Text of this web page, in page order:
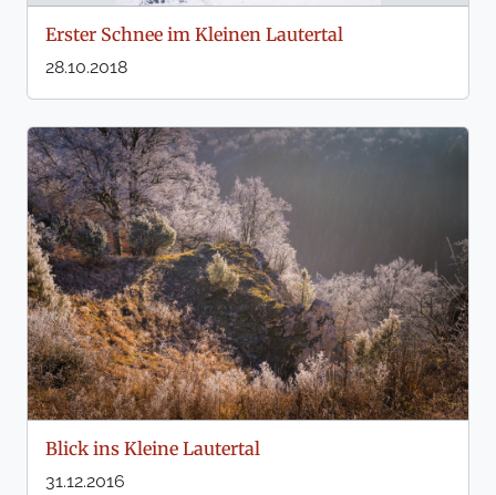
Erster Schnee im Kleinen Lautertal
28.10.2018
Blick ins Kleine Lautertal
31.12.2016